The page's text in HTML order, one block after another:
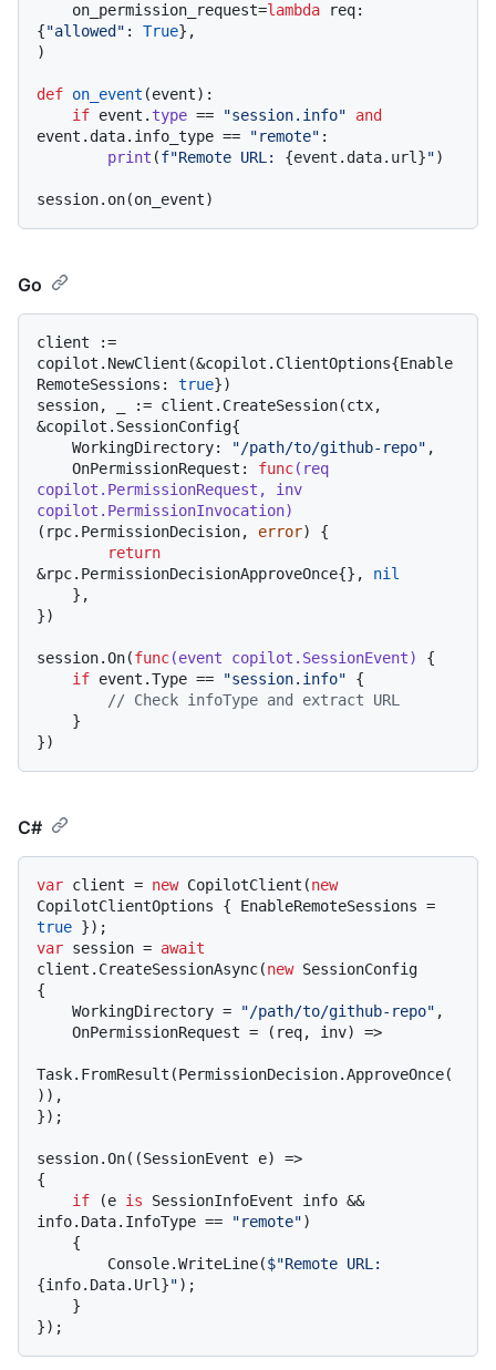
    on_permission_request=
lambda req:
{"allowed" : True},
)
def on_event (event):
if event. type == "session.info"
and
event.data.info_type ==
"remote" :
print (f"Remote URL: {event.data.url}")
Go
client :=
copilot.NewClient(&copilot.ClientOptions{Enable
RemoteSessions: true})
session, _ := client.CreateSession(ctx,
&copilot.SessionConfig{
    WorkingDirectory:
"/path/to/github-repo" ,
    OnPermissionRequest:
func(req
copilot.PermissionRequest, inv
copilot.PermissionInvocation)
(rpc.PermissionDecision, error) {
return
&rpc.PermissionDecisionApproveOnce{}, nil
})
session.On(func(event copilot.SessionEvent)
{
if event.Type == "session.info" {
// Check infoType and extract URL
C#
var client = new CopilotClient(new
true
var session = await
client.CreateSessionAsync(new SessionConfig
{
    WorkingDirectory =
"/path/to/github-repo" ,
Task.FromResult(PermissionDecision.ApproveOnce(
)),
});
session.On((SessionEvent e) =>
{
if (e is SessionInfoEvent info &&
info.Data.InfoType ==
"remote")
        Console.WriteLine(
{info.Data.Url}");